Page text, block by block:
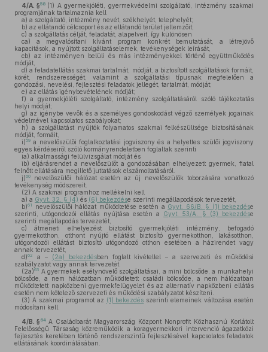
4/A. §58 (1) A gyermekjóléti, gyermekvédelmi szolgáltató, intézmény szakmai
programjának tartalmaznia kell
a) a szolgáltató, intézmény nevét, székhelyét, telephelyét;
b) az ellátandó célcsoport és az ellátandó terület jellemzőit;
c) a szolgáltatás célját, feladatát, alapelveit, így különösen
ca) a megvalósítani kívánt program konkrét bemutatását, a létrejövő
kapacitások, a nyújtott szolgáltatáselemek, tevékenységek leírását,
cb) az intézményen belüli és más intézményekkel történő együttműködés
módját,
d) a feladatellátás szakmai tartalmát, módját, a biztosított szolgáltatások formáit,
körét, rendszerességét, valamint a szolgáltatási típusnak megfelelően a
gondozási, nevelési, fejlesztési feladatok jellegét, tartalmát, módját;
e) az ellátás igénybevételének módját;
f) a gyermekjóléti szolgáltató, intézmény szolgáltatásáról szóló tájékoztatás
helyi módját;
g) az igénybe vevők és a személyes gondoskodást végző személyek jogainak
védelmével kapcsolatos szabályokat;
h) a szolgáltatást nyújtók folyamatos szakmai felkészültsége biztosításának
módját, formáit,
i)59 a nevelőszülői foglalkoztatási jogviszony és a helyettes szülői jogviszony
egyes kérdéseiről szóló kormányrendeletben foglaltak szerinti
ia) alkalmassági felülvizsgálat módját és
ib) eljárásrendet a nevelőszülőt a gondozásában elhelyezett gyermek, fiatal
felnőtt ellátására megillető juttatások elszámoltatásáról.
j)60
nevelőszülői hálózat esetén az új nevelőszülők toborzására vonatkozó
tevékenység módszereit.
(2) A szakmai programhoz mellékelni kell
a) a Gyvt. 32. § (4) és (6) bekezdése szerinti megállapodások tervezetét,
b)61 nevelőszülői hálózat működtetése esetén a Gyvt. 66/B. § (1) bekezdése
szerinti, utógondozói ellátás nyújtása esetén a Gyvt. 53/A. § (3) bekezdése
szerinti megállapodás tervezetét,
c) átmeneti elhelyezést biztosító gyermekjóléti intézmény, befogadó
gyermekotthon, otthont nyújtó ellátást biztosító gyermekotthon, lakásotthon,
utógondozói ellátást biztosító utógondozó otthon esetében a házirendet vagy
annak tervezetét,
d)62 a – (2a) bekezdésben foglalt kivétellel – a szervezeti és működési
szabályzatot vagy annak tervezetét.
(2a)63 A gyermekek esélynövelő szolgáltatásai, a mini bölcsőde, a munkahelyi
bölcsőde, a nem hálózatban működtetett családi bölcsőde, a nem hálózatban
működtetett napközbeni gyermekfelügyelet és az alternatív napközbeni ellátás
esetén nem kötelező szervezeti és működési szabályzatot készíteni.
(3) A szakmai programot az (1) bekezdés szerinti elemeinek változása esetén
módosítani kell.
4/B. § 64 A Családbarát Magyarország Központ Nonprofit Közhasznú Korlátolt
Felelősségű Társaság közreműködik a koragyermekkori intervenció ágazatközi
fejlesztés keretében történő rendszerszintű fejlesztésével kapcsolatos feladatok
ellátásának koordinálásában.